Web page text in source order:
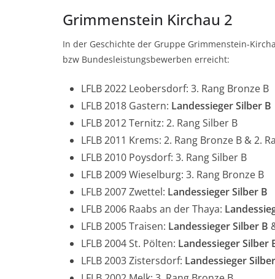
Grimmenstein Kirchau 2
In der Geschichte der Gruppe Grimmenstein-
bzw Bundesleistungsbewerben erreicht:
LFLB 2022 Leobersdorf: 3. Rang Bronze B
LFLB 2018 Gastern: Landessieger Silber B
LFLB 2012 Ternitz: 2. Rang Silber B
LFLB 2011 Krems: 2. Rang Bronze B & 2.
LFLB 2010 Poysdorf: 3. Rang Silber B
LFLB 2009 Wieselburg: 3. Rang Bronze B
LFLB 2007 Zwettel: Landessieger Silber B
LFLB 2006 Raabs an der Thaya:
LFLB 2005 Traisen: Landessieger Silber B
LFLB 2004 St. Pölten: Landessieger Silber
LFLB 2003 Zistersdorf: Landessieger